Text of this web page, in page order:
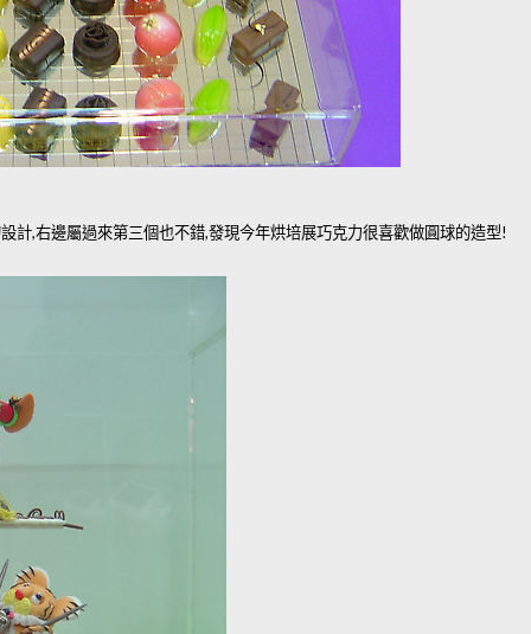
計,右邊屬過來第三個也不錯,發現今年烘培展巧克力很喜歡做圓球的造型!